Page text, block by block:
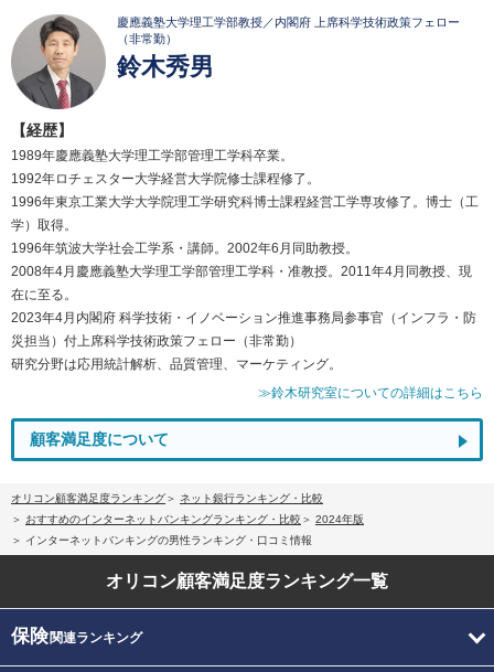
慶應義塾大学理工学部教授／内閣府 上席科学技術政策フェロー
（非常勤）
鈴木秀男
【経歴】
1989年慶應義塾大学理工学部管理工学科卒業。
1992年ロチェスター大学経営大学院修士課程修了。
1996年東京工業大学大学院理工学研究科博士課程経営工学専攻修了。博士（工
学）取得。
1996年筑波大学社会工学系・講師。2002年6月同助教授。
2008年4月慶應義塾大学理工学部管理工学科・准教授。2011年4月同教授、現
在に至る。
2023年4月内閣府 科学技術・イノベーション推進事務局参事官（インフラ・防
災担当）付上席科学技術政策フェロー（非常勤）
研究分野は応用統計解析、品質管理、マーケティング。
≫鈴木研究室についての詳細はこちら
顧客満足度について
オリコン顧客満足度ランキング
ネット銀行ランキング・比較
おすすめのインターネットバンキングランキング・比較
2024年版
インターネットバンキングの男性ランキング・口コミ情報
オリコン顧客満足度ランキング一覧
保険関連ランキング